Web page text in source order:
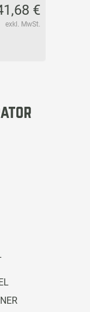
€
exkl. MwSt.